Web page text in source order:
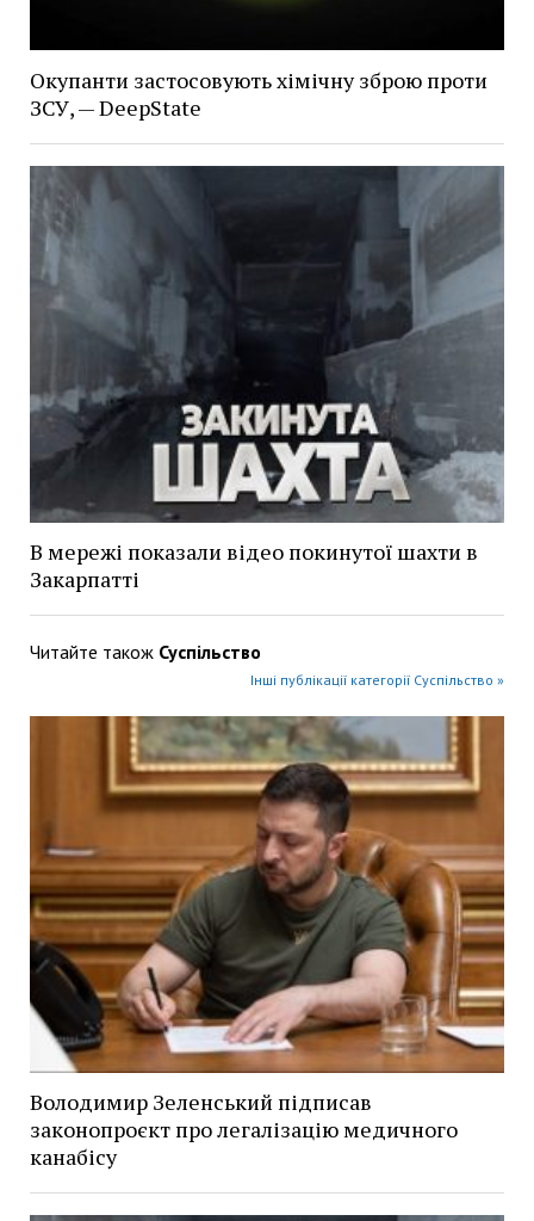
Окупанти застосовують хімічну зброю проти
ЗСУ, — DeepState
В мережі показали відео покинутої шахти в
Закарпатті
Читайте також Суспільство
Інші публікації категорії Суспільство »
Володимир Зеленський підписав
законопроєкт про легалізацію медичного
канабісу